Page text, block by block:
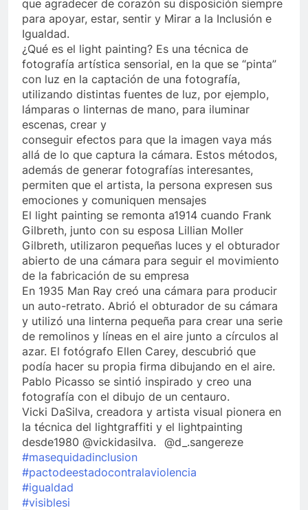
que agradecer de corazón su disposición siempre
para apoyar, estar, sentir y Mirar a la Inclusión e
Igualdad.
¿Qué es el light painting? Es una técnica de
fotografía artística sensorial, en la que se “pinta”
con luz en la captación de una fotografía,
utilizando distintas fuentes de luz, por ejemplo,
lámparas o linternas de mano, para iluminar
escenas, crear y
conseguir efectos para que la imagen vaya más
allá de lo que captura la cámara. Estos métodos,
además de generar fotografías interesantes,
permiten que el artista, la persona expresen sus
emociones y comuniquen mensajes
El light painting se remonta a1914 cuando Frank
Gilbreth, junto con su esposa Lillian Moller
Gilbreth, utilizaron pequeñas luces y el obturador
abierto de una cámara para seguir el movimiento
de la fabricación de su empresa
En 1935 Man Ray creó una cámara para producir
un auto-retrato. Abrió el obturador de su cámara
y utilizó una linterna pequeña para crear una serie
de remolinos y líneas en el aire junto a círculos al
azar. El fotógrafo Ellen Carey, descubrió que
podía hacer su propia firma dibujando en el aire.
Pablo Picasso se sintió inspirado y creo una
fotografía con el dibujo de un centauro.
Vicki DaSilva, creadora y artista visual pionera en
la técnica del lightgraffiti y el lightpainting
desde1980 @vickidasilva.⠀@d_.sangereze
#masequidadinclusion
#pactodeestadocontralaviolencia
#igualdad
#visiblesi